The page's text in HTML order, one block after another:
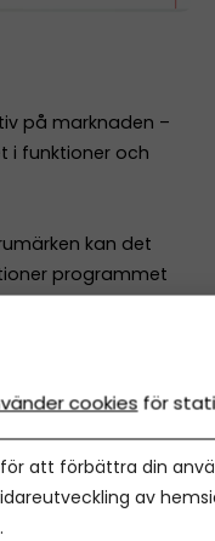
på marknaden –
i funktioner och
kan det
programmet
tio saker ett bra
månaderna.
cookies för
att förbättra din
av